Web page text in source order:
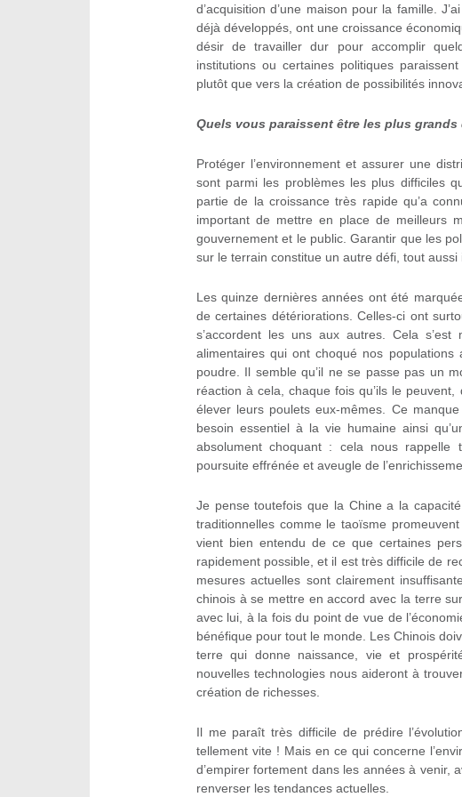
d’acquisition d’une maison pour la famille.
déjà développés, ont une croissance
désir de travailler dur pour accomplir
institutions ou certaines politiques
plutôt que vers la création de possibilités
Quels vous paraissent être les plus
Protéger l’environnement et assurer une
sont parmi les problèmes les plus difficiles
partie de la croissance très rapide qu’a
important de mettre en place de meilleurs
gouvernement et le public. Garantir que les
sur le terrain constitue un autre défi, tout aussi
Les quinze dernières années ont été
de certaines détériorations. Celles-ci ont
s’accordent les uns aux autres. Cela
alimentaires qui ont choqué nos
poudre. Il semble qu’il ne se passe pas un
réaction à cela, chaque fois qu’ils le
élever leurs poulets eux-mêmes. Ce
besoin essentiel à la vie humaine ainsi
absolument choquant : cela nous
poursuite effrénée et aveugle de
Je pense toutefois que la Chine a la
traditionnelles comme le taoïsme
vient bien entendu de ce que certaines
rapidement possible, et il est très difficile de
mesures actuelles sont clairement
chinois à se mettre en accord avec la terre
avec lui, à la fois du point de vue de
bénéfique pour tout le monde. Les Chinois
terre qui donne naissance, vie et
nouvelles technologies nous aideront à
création de richesses.
Il me paraît très difficile de prédire
tellement vite ! Mais en ce qui concerne
d’empirer fortement dans les années à venir,
renverser les tendances actuelles.